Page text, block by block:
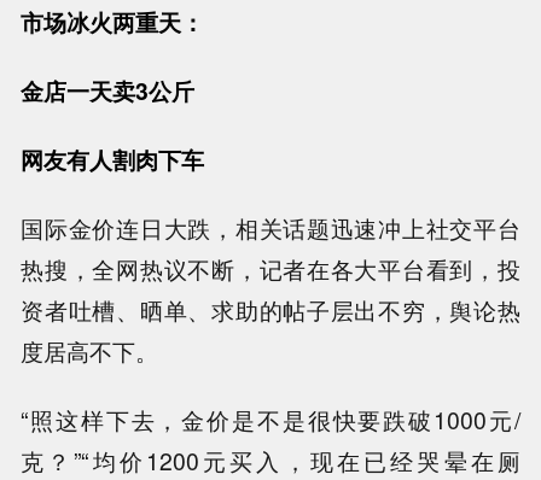
市场冰火两重天：
金店一天卖3公斤
网友有人割肉下车
国际金价连日大跌，相关话题迅速冲上社交平台
热搜，全网热议不断，记者在各大平台看到，投
资者吐槽、晒单、求助的帖子层出不穷，舆论热
度居高不下。
“照这样下去，金价是不是很快要跌破1000元/
克？”“均价1200元买入，现在已经哭晕在厕